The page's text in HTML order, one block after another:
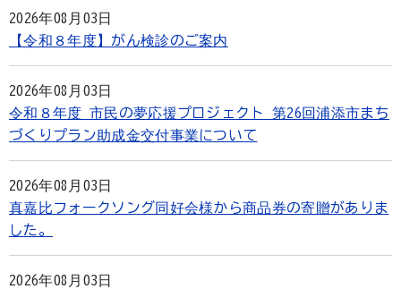
2026年08月03日
【令和８年度】がん検診のご案内
2026年08月03日
令和８年度 市民の夢応援プロジェクト 第26回浦添市まち
づくりプラン助成金交付事業について
2026年08月03日
真嘉比フォークソング同好会様から商品券の寄贈がありま
した。
2026年08月03日